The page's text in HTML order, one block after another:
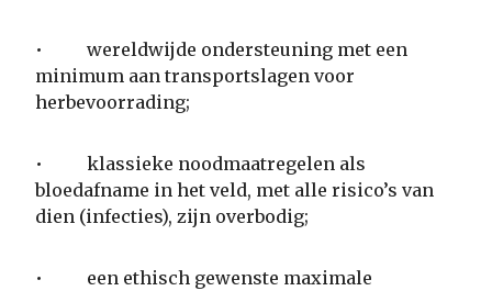
• wereldwijde ondersteuning met een
minimum aan transportslagen voor
herbevoorrading;
• klassieke noodmaatregelen als
bloedafname in het veld, met alle risico’s van
dien (infecties), zijn overbodig;
• een ethisch gewenste maximale